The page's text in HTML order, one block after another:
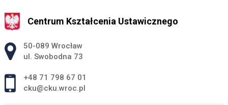
Centrum Kształcenia Ustawicznego
Adres pocztowy:
50-089 Wrocław
ul. Swobodna 73
+48 71 798 67 01
cku@cku.wroc.pl